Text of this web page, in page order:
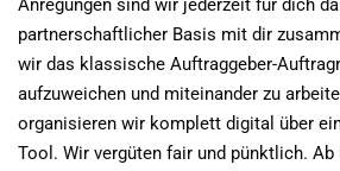
Anregungen sind wir jederzeit für dich
partnerschaftlicher Basis mit dir
wir das klassische Auftraggeber-
aufzuweichen und miteinander zu
organisieren wir komplett digital über
Tool. Wir vergüten fair und pünktlich. Ab